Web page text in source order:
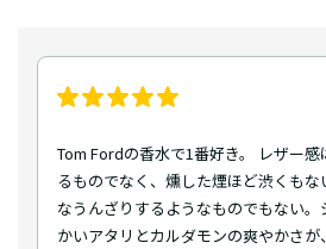
Tom Fordの香水で1番好き。 レザー
るものでなく、燻した煙ほど渋くもな
なうんざりするようなものでもない。
かいアタリとカルダモンの爽やかさ